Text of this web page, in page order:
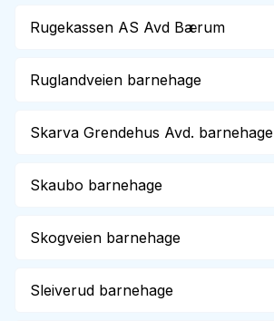
Rugekassen AS Avd Bærum
Ruglandveien barnehage
Skarva Grendehus Avd. barnehage
Skaubo barnehage
Skogveien barnehage
Sleiverud barnehage